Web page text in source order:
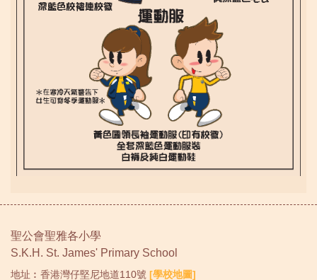
聖公會聖雅各小學
S.K.H. St. James' Primary School
地址︰香港灣仔堅尼地道110號 [學校地圖]